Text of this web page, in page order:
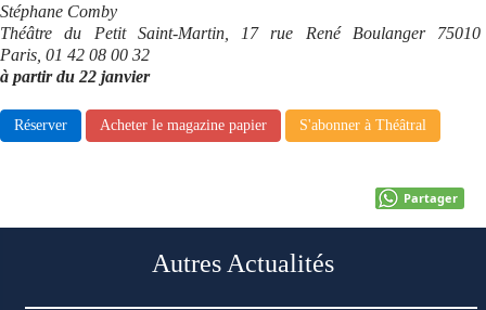
Stéphane Comby
Théâtre du Petit Saint-Martin, 17 rue René Boulanger 75010
Paris, 01 42 08 00 32
à partir du 22 janvier
Réserver Acheter le magazine papier S'abonner à Théâtral
Partager
Autres Actualités